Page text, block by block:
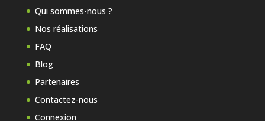
Qui sommes-nous ?
Nos réalisations
FAQ
Blog
Partenaires
Contactez-nous
Connexion